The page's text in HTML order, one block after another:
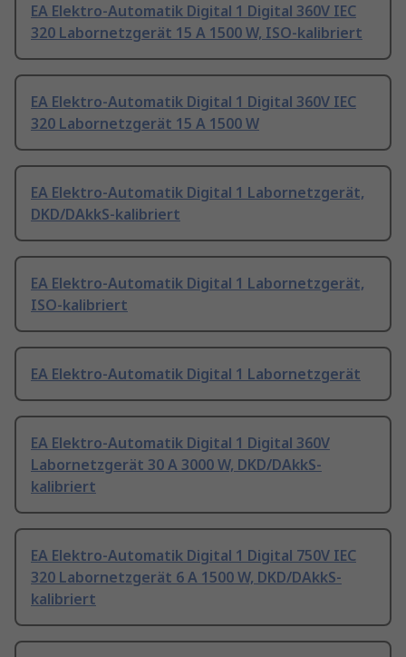
EA Elektro-Automatik Digital 1 Digital 360V IEC
320 Labornetzgerät 15 A 1500 W, ISO-kalibriert
EA Elektro-Automatik Digital 1 Digital 360V IEC
320 Labornetzgerät 15 A 1500 W
EA Elektro-Automatik Digital 1 Labornetzgerät,
DKD/DAkkS-kalibriert
EA Elektro-Automatik Digital 1 Labornetzgerät,
ISO-kalibriert
EA Elektro-Automatik Digital 1 Labornetzgerät
EA Elektro-Automatik Digital 1 Digital 360V
Labornetzgerät 30 A 3000 W, DKD/DAkkS-
kalibriert
EA Elektro-Automatik Digital 1 Digital 750V IEC
320 Labornetzgerät 6 A 1500 W, DKD/DAkkS-
kalibriert